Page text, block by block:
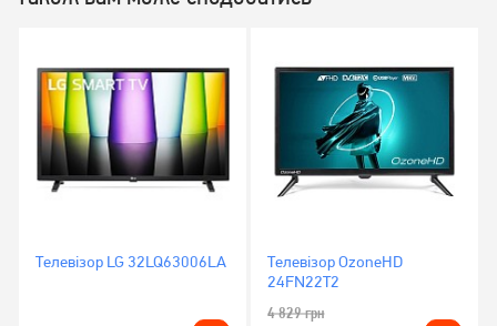
Телевізор LG 32LQ63006LA
Телевізор OzoneHD
24FN22T2
4 829грн